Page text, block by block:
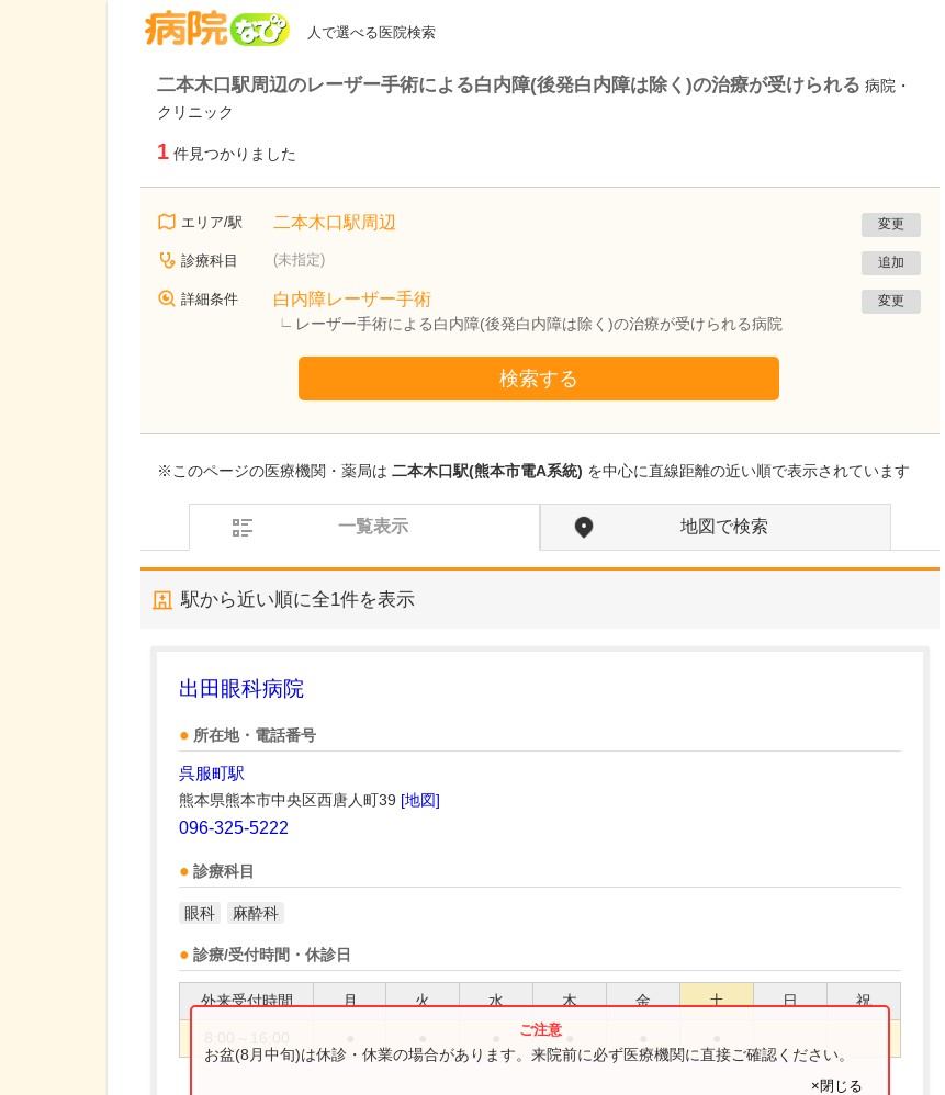
人で選べる医院検索
二本木口駅周辺のレーザー手術による白内障(後発白内障は除く)の治療が受けられる 病院・
クリニック
1 件見つかりました
エリア/駅 二本木口駅周辺 変更
診療科目 (未指定) 追加
詳細条件 白内障レーザー手術
レーザー手術による白内障(後発白内障は除く)の治療が受けられる病院
変更
検索する
※このページの医療機関・薬局は 二本木口駅(熊本市電A系統) を中心に直線距離の近い順で表示されています
一覧表示 地図で検索
駅から近い順に全1件を表示
出田眼科病院
所在地・電話番号
呉服町駅
熊本県熊本市中央区西唐人町39 [地図]
096-325-5222
診療科目
眼科 麻酔科
診療/受付時間・休診日
外来受付時間 月 火 水 木 金 土 日 祝
お盆(8月中旬)は休診・休業の場合があります。来院前に必ず医療機関に直接ご確認ください。
×閉じる
大学病院で要職を担ってきた先生が開業を決め
心不全という病気は発症
患者さんは生涯付き合っ